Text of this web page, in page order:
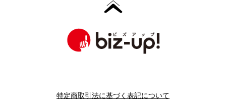
特定商取引法に基づく表記について